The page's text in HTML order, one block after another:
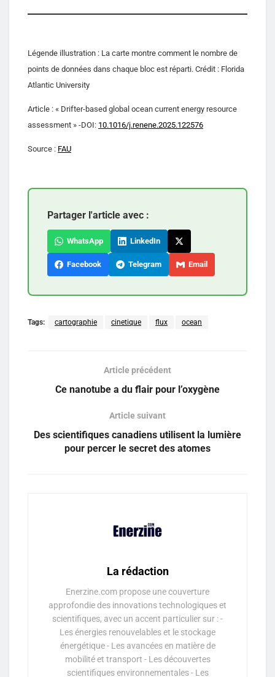
Légende illustration : La carte montre comment le nombre de
points de données dans chaque bloc est réparti. Crédit : Florida
Atlantic University
Article : « Drifter-based global ocean current energy resource
assessment » -DOI: 10.1016/j.renene.2025.122576
Source : FAU
Partager l'article avec :
WhatsApp LinkedIn
Facebook Telegram Email
Tags: cartographie cinetique flux ocean
Article précédent
Ce nanotube a du flair pour l’oxygène
Article suivant
Des scientifiques canadiens utilisent la lumière
pour percer le secret des atomes
La rédaction
Enerzine.com propose une couverture
approfondie des innovations technologiques et
scientifiques, avec un accent particulier sur : -
Les énergies renouvelables et le stockage
énergétique - Les avancées en matière de
mobilité et transport - Les découvertes
scientifiques environnementales - Les